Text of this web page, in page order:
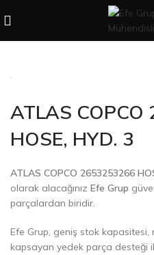
ATLAS
HOSE, HYD. 3
ATLAS COPCO 2653253266
olarak alacağınız Efe Grup
parçalardan biridir.
Efe Grup, geniş stok kapasitesi,
kapsayan yedek parça desteği